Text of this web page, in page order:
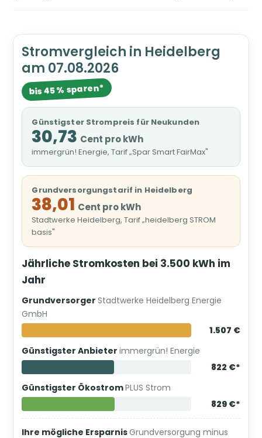
Stromvergleich in Heidelberg
am 07.08.2026
bis 45 % sparen*
Günstigster Strompreis für Neukunden
30,73 Cent pro kWh
immergrün! Energie, Tarif „Spar Smart FairMax"
Grundversorgungstarif in Heidelberg
38,01 Cent pro kWh
Stadtwerke Heidelberg, Tarif „heidelberg STROM
basis"
Jährliche Stromkosten bei 3.500 kWh im
Jahr
GrundversorgerStadtwerke Heidelberg Energie
GmbH
1.507 €
Günstigster Anbieterimmergrün! Energie
822 €*
Günstigster ÖkostromPLUS Strom
829 €*
Ihre mögliche ErsparnisGrundversorgung minus